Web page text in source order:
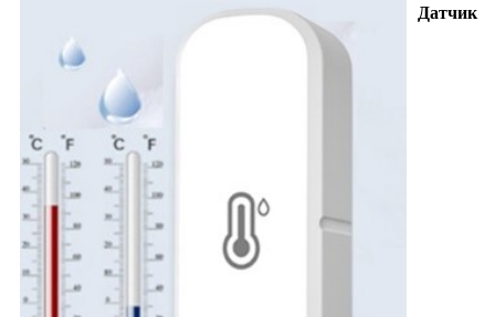
Датчик